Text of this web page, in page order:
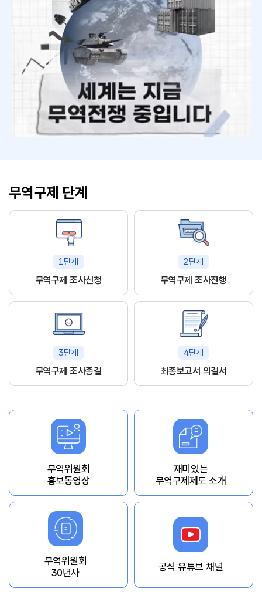
무역구제 단계
1단계
무역구제 조사신청
2단계
무역구제 조사진행
3단계
무역구제 조사종결
4단계
최종보고서 의결서
무역위원회
홍보동영상
재미있는
무역구제제도 소개
무역위원회
30년사
공식 유튜브 채널